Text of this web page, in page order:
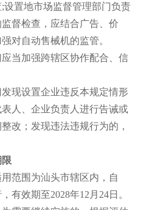
设置地市场监督管理部门负责
督检查，应结合广告、价
对自动售械机的监管。
加强跨辖区协作配合、信
设置企业违反本规定情形
人、企业负责人进行告诫或
改；发现违法违规行为的，
围为汕头市辖区内，自
有效期至2028年12月24日。